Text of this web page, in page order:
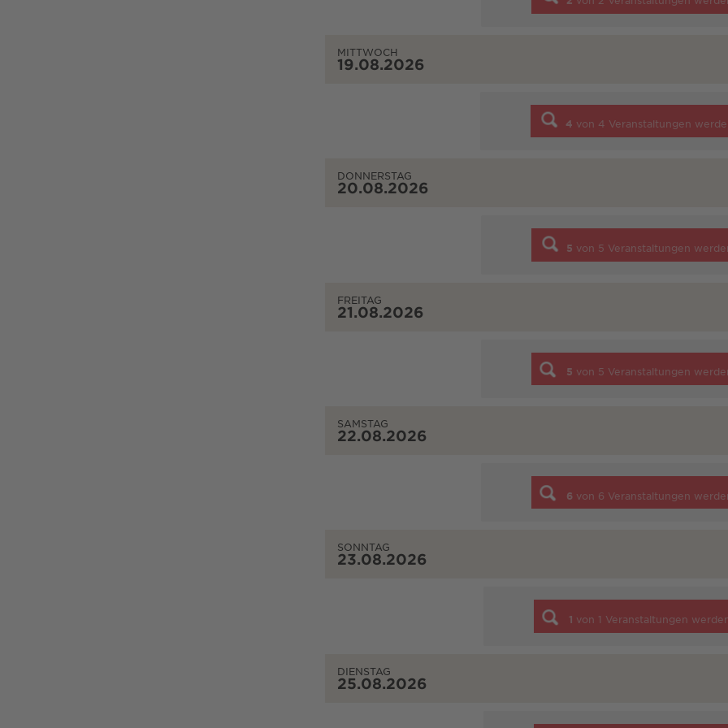
MITTWOCH
19.08.2026
4 von 4 Veranstaltungen
DONNERSTAG
20.08.2026
5 von 5 Veranstaltungen
FREITAG
21.08.2026
5 von 5 Veranstaltungen
SAMSTAG
22.08.2026
6 von 6 Veranstaltungen
SONNTAG
23.08.2026
1 von 1 Veranstaltungen
DIENSTAG
25.08.2026